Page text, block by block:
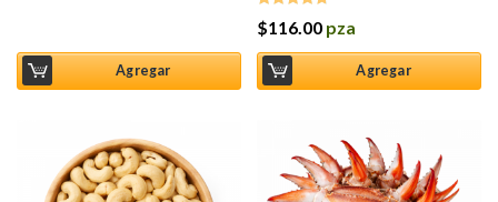
Agregar
Valorado
$116.00 pza
Agregar